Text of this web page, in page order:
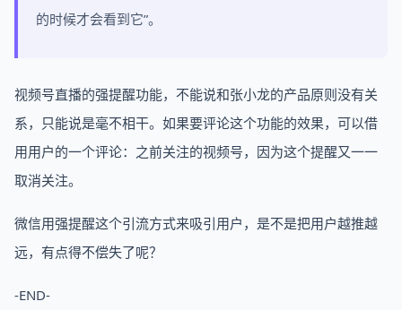
的时候才会看到它”。
视频号直播的强提醒功能，不能说和张小龙的产品原则没有关
系，只能说是毫不相干。如果要评论这个功能的效果，可以借
用用户的一个评论：之前关注的视频号，因为这个提醒又一一
取消关注。
微信用强提醒这个引流方式来吸引用户，是不是把用户越推越
远，有点得不偿失了呢？
-END-